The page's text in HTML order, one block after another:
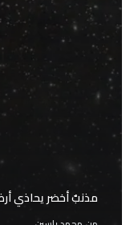
مذنبٌ أخضر يحاذي أرضنا